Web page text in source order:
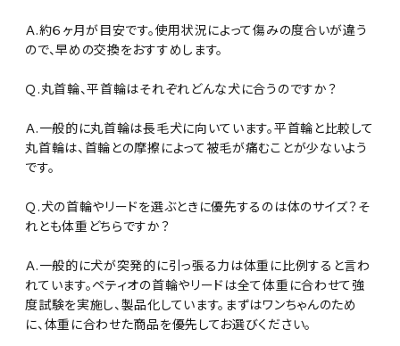
Ａ.約６ヶ月が目安です。使用状況によって傷みの度合いが違う
ので、早めの交換をおすすめします。
Ｑ.丸首輪、平首輪はそれぞれどんな犬に合うのですか？
Ａ.一般的に丸首輪は長毛犬に向いています。平首輪と比較して
丸首輪は、首輪との摩擦によって被毛が痛むことが少ないよう
です。
Ｑ.犬の首輪やリードを選ぶときに優先するのは体のサイズ？そ
れとも体重どちらですか？
Ａ.一般的に犬が突発的に引っ張る力は体重に比例すると言わ
れています。ペティオの首輪やリードは全て体重に合わせて強
度試験を実施し、製品化しています。まずはワンちゃんのため
に、体重に合わせた商品を優先してお選びください。